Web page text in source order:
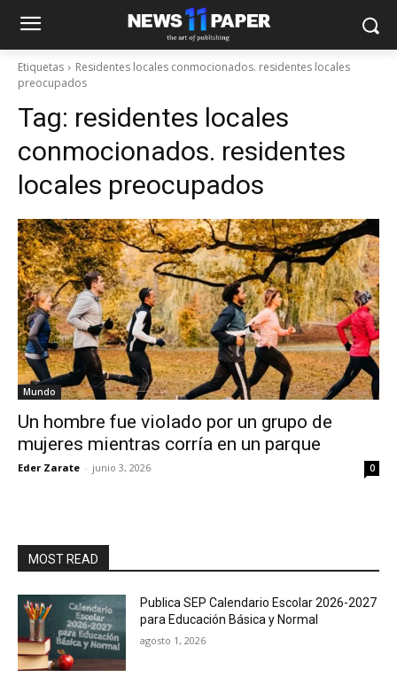
Etiquetas
Residentes locales conmocionados. residentes locales
preocupados
Tag: residentes locales
conmocionados. residentes
locales preocupados
Mundo
Un hombre fue violado por un grupo de
mujeres mientras corría en un parque
Eder Zarate - junio 3, 2026 0
MOST READ
Publica SEP Calendario Escolar 2026-2027
para Educación Básica y Normal
agosto 1, 2026